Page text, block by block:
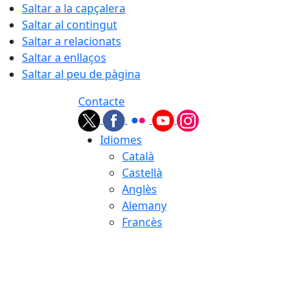
Saltar a la capçalera
Saltar al contingut
Saltar a relacionats
Saltar a enllaços
Saltar al peu de pàgina
Contacte
Idiomes
Català
Castellà
Anglès
Alemany
Francès